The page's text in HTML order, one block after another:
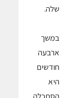
שלה.
במשך
ארבעה
חודשים
היא